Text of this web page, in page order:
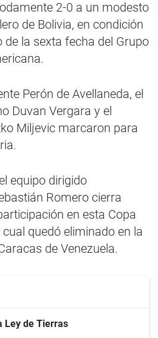
2-0 a un modesto
de Bolivia, en condición
de la sexta fecha del Grupo
Perón de Avellaneda, el
Duvan Vergara y el
Miljevic marcaron para
equipo dirigido
Romero cierra
en esta Copa
quedó eliminado en la
de Venezuela.
Ley de Tierras